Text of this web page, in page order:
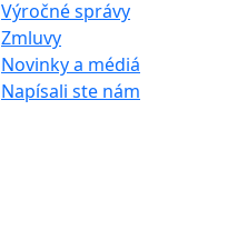
Výročné správy
Zmluvy
Novinky a médiá
Napísali ste nám